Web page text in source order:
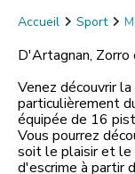
Accueil Sport
D'Artagnan, Zorro
Venez découvrir
particulièrement
équipée de 16
Vous pourrez
soit le plaisir et le
d'escrime à partir